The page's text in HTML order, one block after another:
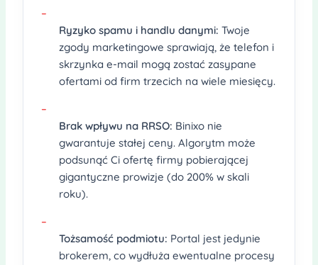
–
Ryzyko spamu i handlu danymi: Twoje
zgody marketingowe sprawiają, że telefon i
skrzynka e-mail mogą zostać zasypane
ofertami od firm trzecich na wiele miesięcy.
–
Brak wpływu na RRSO: Binixo nie
gwarantuje stałej ceny. Algorytm może
podsunąć Ci ofertę firmy pobierającej
gigantyczne prowizje (do 200% w skali
roku).
–
Tożsamość podmiotu: Portal jest jedynie
brokerem, co wydłuża ewentualne procesy